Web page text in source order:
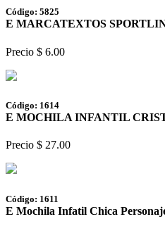
Código: 5825
E MARCATEXTOS
Precio $ 6.00
Código: 1614
E MOCHILA INFANTIL
Precio $ 27.00
Código: 1611
E Mochila Infatil Chica